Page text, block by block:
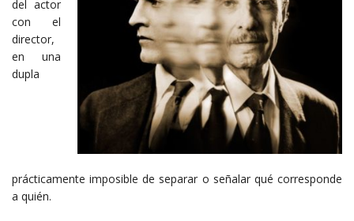
del actor
con el
director,
en una
dupla
prácticamente imposible de separar o señalar qué corresponde
a quién.